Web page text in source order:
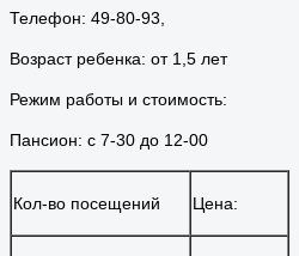
Телефон: 49-80-93,
Возраст ребенка: от 1,5 лет
Режим работы и стоимость:
Пансион: с 7-30 до 12-00
Кол-во посещений Цена: